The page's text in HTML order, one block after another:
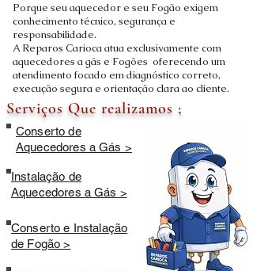
Porque seu aquecedor e seu Fogão exigem
conhecimento técnico, segurança e
responsabilidade.
A Reparos Carioca atua exclusivamente com
aquecedores a gás e Fogões oferecendo um
atendimento focado em diagnóstico correto,
execução segura e orientação clara ao cliente.
Serviços Que realizamos ;
Conserto de
Aquecedores a Gás >
Instalação de
Aquecedores a Gás >
Conserto e Instalação
de Fogão >